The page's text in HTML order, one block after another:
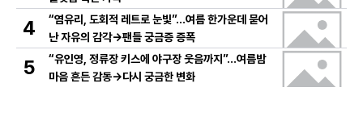
4
“염유리, 도회적 레트로 눈빛”…여름 한가운데 묻어
난 자유의 감각→팬들 궁금증 증폭
5
“유인영, 정류장 키스에 야구장 웃음까지”…여름밤
마음 흔든 감동→다시 궁금한 변화